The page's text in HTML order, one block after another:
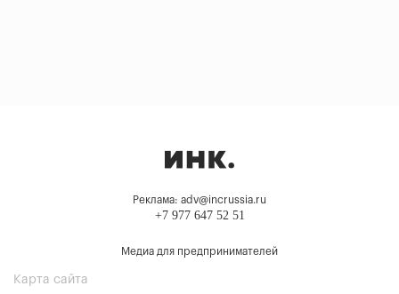
Реклама: adv@incrussia.ru
+7 977 647 52 51
Медиа для предпринимателей
Карта сайта